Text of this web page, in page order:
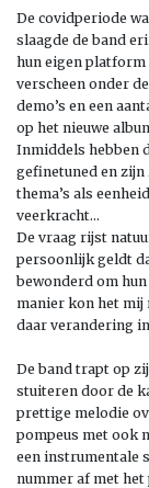
De covidperiode
slaagde de band
hun eigen platform
verscheen onder
demo’s en een
op het nieuwe
Inmiddels hebben
gefinetuned en
thema’s als
veerkracht…
De vraag rijst
persoonlijk geldt
bewonderd om
manier kon het mij
daar verandering
De band trapt op
stuiteren door de
prettige melodie
pompeus met ook
een instrumentale
nummer af met